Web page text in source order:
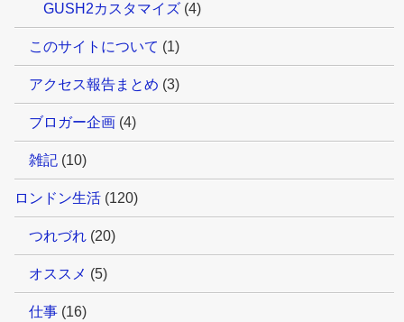
GUSH2カスタマイズ (4)
このサイトについて (1)
アクセス報告まとめ (3)
ブロガー企画 (4)
雑記 (10)
ロンドン生活 (120)
つれづれ (20)
オススメ (5)
仕事 (16)